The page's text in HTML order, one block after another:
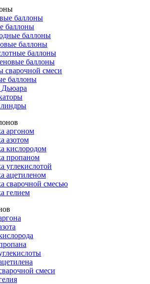
баллоны
баллоны
баллоны
баллоны
баллоны
баллоны
сварочной смеси
баллоны
аргоном
азотом
кислородом
пропаном
углекислотой
ацетиленом
сварочной смесью
гелием
смеси